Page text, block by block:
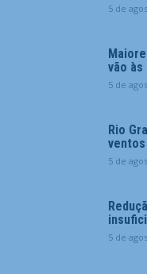
5 de
vão às
5 de
Rio
ventos
5 de
5 de